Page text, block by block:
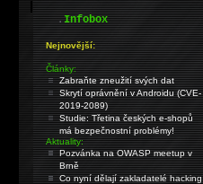
.Infobox
Nejnovější:
Články:
Zabraňte zneužití svých dat
Skrytí oprávnění v Androidu (CVE-
2019-2089)
Studie: Třetina českých e-shopů
má bezpečnostní problémy!
Aktuality:
Pozvánka na OWASP meetup v
Brně
Co nyní dělají zakladatelé hacking